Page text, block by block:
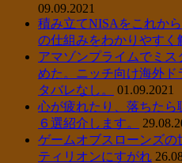
09.09.2021
積み立てNISAをこれか
の仕組みをわかりやすく
アマゾンプライムでミス
めた。ニッチ向け海外ド
タバレなし。
01.09.2021
心が疲れたり、落ちたら
６選紹介します。
ゲームオブスローンズ
ティリオンにすがれ